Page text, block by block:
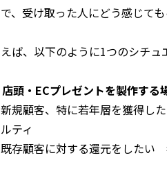
、受け取った人にどう感じて
ば、以下のように1つのシチュ
頭・ECプレゼントを製作する
新規顧客、特に若年層を獲得
ティ
既存顧客に対する還元をした